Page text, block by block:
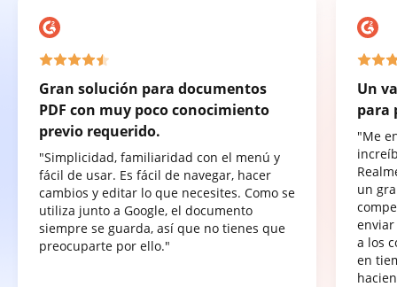
Gran solución para documentos
PDF con muy poco conocimiento
previo requerido.
"Simplicidad, familiaridad con el menú y
fácil de usar. Es fácil de navegar, hacer
cambios y editar lo que necesites. Como se
utiliza junto a Google, el documento
siempre se guarda, así que no tienes que
preocuparte por ello."
Un
para
"Me
un
a los
en